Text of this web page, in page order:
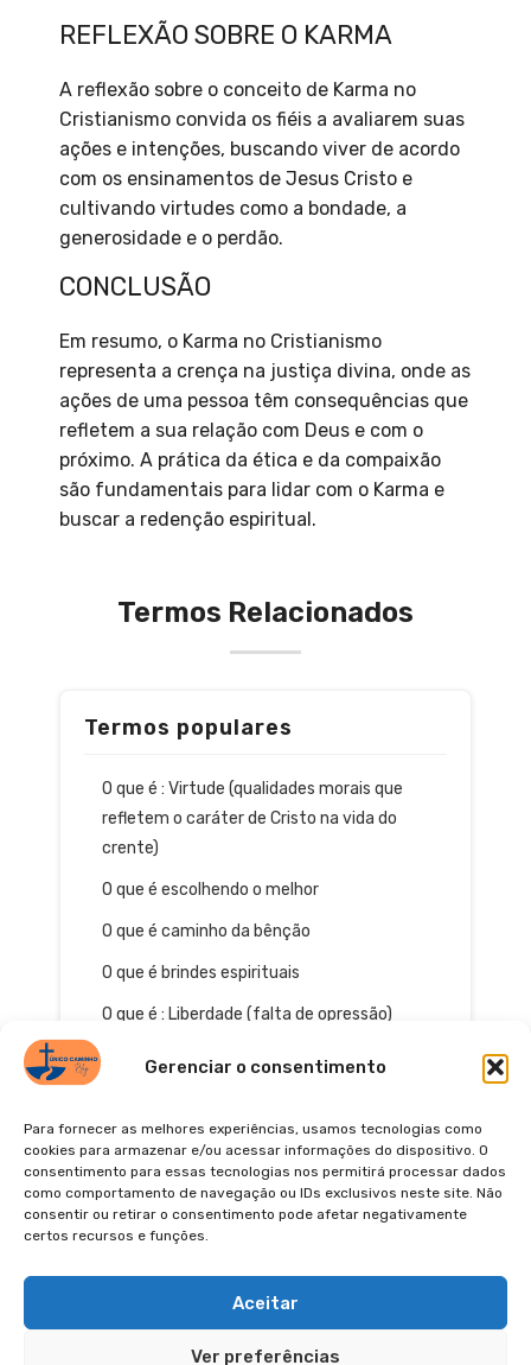
Gerenciar o consentimento
Para fornecer as melhores experiências, usamos tecnologias como
cookies para armazenar e/ou acessar informações do dispositivo. O
consentimento para essas tecnologias nos permitirá processar dados
como comportamento de navegação ou IDs exclusivos neste site. Não
consentir ou retirar o consentimento pode afetar negativamente
certos recursos e funções.
Aceitar
Ver preferências
REFLEXÃO SOBRE O KARMA
A reflexão sobre o conceito de Karma no
Cristianismo convida os fiéis a avaliarem suas
ações e intenções, buscando viver de acordo
com os ensinamentos de Jesus Cristo e
cultivando virtudes como a bondade, a
generosidade e o perdão.
CONCLUSÃO
Em resumo, o Karma no Cristianismo
representa a crença na justiça divina, onde as
ações de uma pessoa têm consequências que
refletem a sua relação com Deus e com o
próximo. A prática da ética e da compaixão
são fundamentais para lidar com o Karma e
buscar a redenção espiritual.
Termos Relacionados
Termos populares
O que é : Virtude (qualidades morais que
refletem o caráter de Cristo na vida do
crente)
O que é escolhendo o melhor
O que é caminho da bênção
O que é brindes espirituais
O que é : Liberdade (falta de opressão)
Pinterest
YouTube